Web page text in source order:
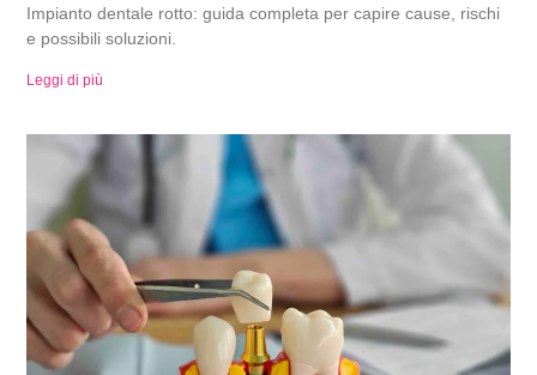
Impianto dentale rotto: guida completa per capire cause, rischi
e possibili soluzioni.
Leggi di più